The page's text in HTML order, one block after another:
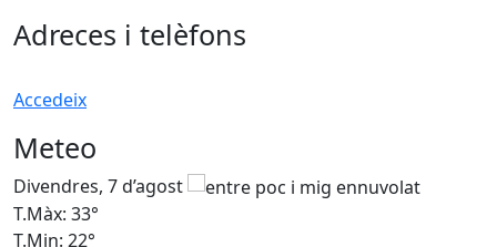
Adreces i telèfons
Accedeix
Meteo
Divendres, 7 d’agost
T.Màx: 33°
T.Min: 22°